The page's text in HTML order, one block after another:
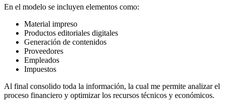
En el modelo se incluyen elementos como:
Material impreso
Productos editoriales digitales
Generación de contenidos
Proveedores
Empleados
Impuestos
Al final consolido toda la información, la cual me permite analizar el
proceso financiero y optimizar los recursos técnicos y económicos.